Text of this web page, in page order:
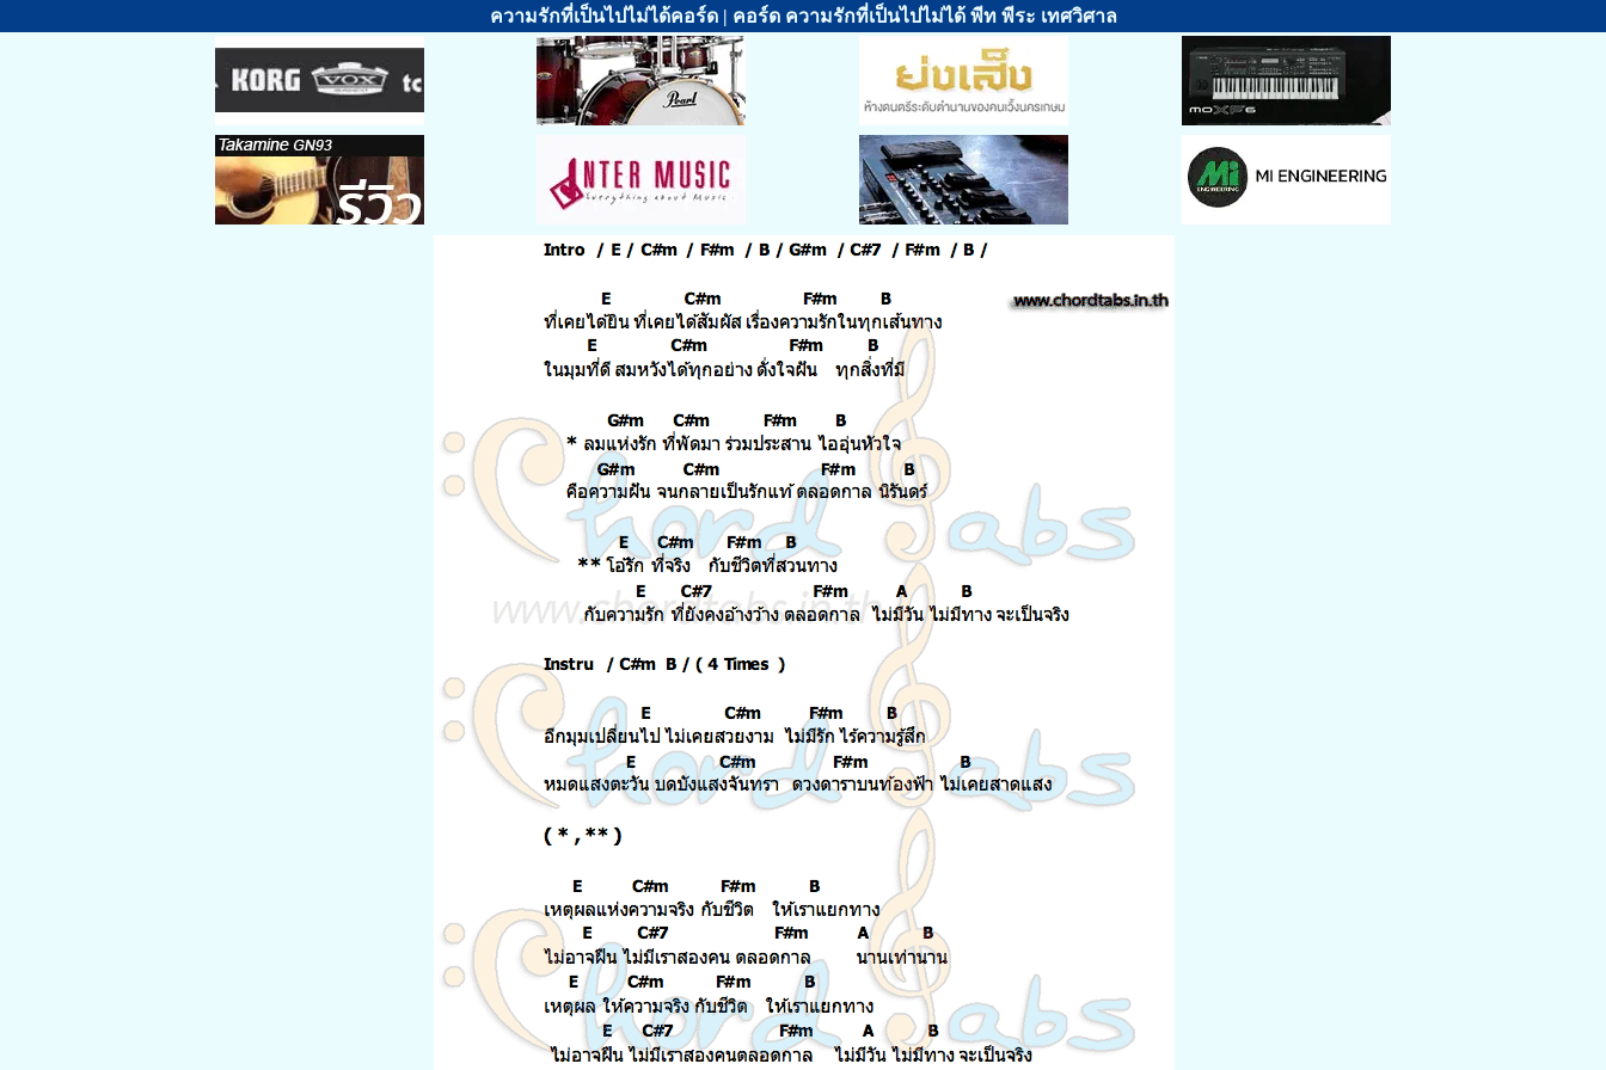
ความรักที่เป็นไปไม่ได้คอร์ด | คอร์ด ความรักที่เป็นไปไม่ได้ พีท พีระ เทศวิศาล